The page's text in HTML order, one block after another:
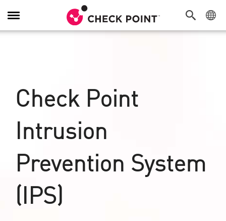
Navigation
umschalten
Check Point
Intrusion
Prevention System
(IPS)